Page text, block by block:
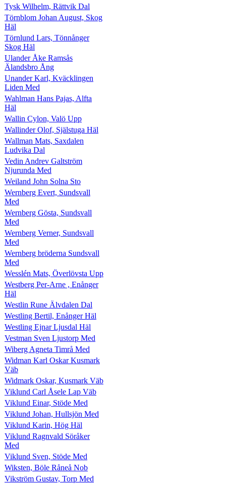
Tysk Wilhelm, Rättvik Dal
Törnblom Johan August, Skog
Häl
Törnlund Lars, Tönnånger
Skog Häl
Ulander Åke Ramsås
Älandsbro Ång
Unander Karl, Kväcklingen
Liden Med
Wahlman Hans Pajas, Alfta
Häl
Wallin Cylon, Valö Upp
Wallinder Olof, Själstuga Häl
Wallman Mats, Saxdalen
Ludvika Dal
Vedin Andrev Galtström
Njurunda Med
Weiland John Solna Sto
Wernberg Evert, Sundsvall
Med
Wernberg Gösta, Sundsvall
Med
Wernberg Verner, Sundsvall
Med
Wernberg bröderna Sundsvall
Med
Wesslén Mats, Överlövsta Upp
Westberg Per-Arne , Enånger
Häl
Westlin Rune Älvdalen Dal
Westling Bertil, Enånger Häl
Westling Ejnar Ljusdal Häl
Vestman Sven Ljustorp Med
Wiberg Agneta Timrå Med
Widman Karl Oskar Kusmark
Väb
Widmark Oskar, Kusmark Väb
Viklund Carl Åsele Lap Väb
Viklund Einar, Stöde Med
Viklund Johan, Hullsjön Med
Viklund Karin, Hög Häl
Viklund Ragnvald Söråker
Med
Viklund Sven, Stöde Med
Wiksten, Böle Råneå Nob
Vikström Gustav, Torp Med